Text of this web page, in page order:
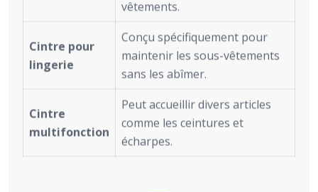
vêtements.
Cintre pour
lingerie
Conçu spécifiquement pour
maintenir les sous-vêtements
sans les abîmer.
Cintre
multifonction
Peut accueillir divers articles
comme les ceintures et
écharpes.